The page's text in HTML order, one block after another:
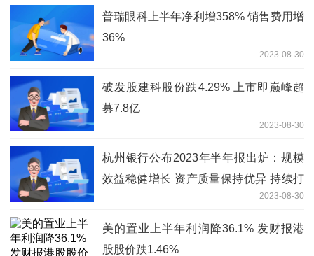
普瑞眼科上半年净利增358% 销售费用增
36%
2023-08-30
破发股建科股份跌4.29% 上市即巅峰超
募7.8亿
2023-08-30
杭州银行公布2023年半年报出炉：规模
效益稳健增长 资产质量保持优异 持续打
2023-08-30
美的置业上半年利润降36.1% 发财报港
股股价跌1.46%